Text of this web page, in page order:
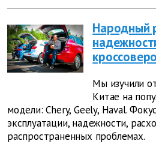
Народный
Мы изучили
Китае на
модели: Chery, Geely, Haval.
эксплуатации, надежности,
распространенных проблемах.